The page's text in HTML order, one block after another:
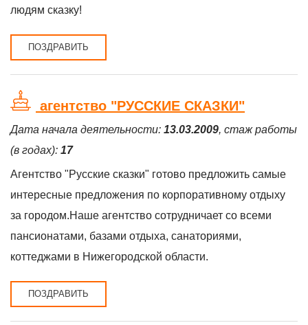
людям сказку!
ПОЗДРАВИТЬ
агентство "РУССКИЕ СКАЗКИ"
Дата начала деятельности: 13.03.2009, стаж работы
(в годах): 17
Агентство "Русские сказки" готово предложить самые
интересные предложения по корпоративному отдыху
за городом.Наше агентство сотрудничает со всеми
пансионатами, базами отдыха, санаториями,
коттеджами в Нижегородской области.
ПОЗДРАВИТЬ